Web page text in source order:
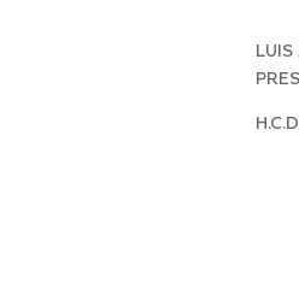
LUIS